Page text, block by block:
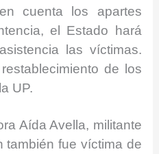
cuenta los apartes
el Estado hará
las víctimas.
de los
UP.
Aída Avella, militante
también fue víctima de